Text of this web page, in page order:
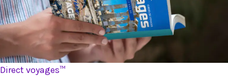
Direct voyages™